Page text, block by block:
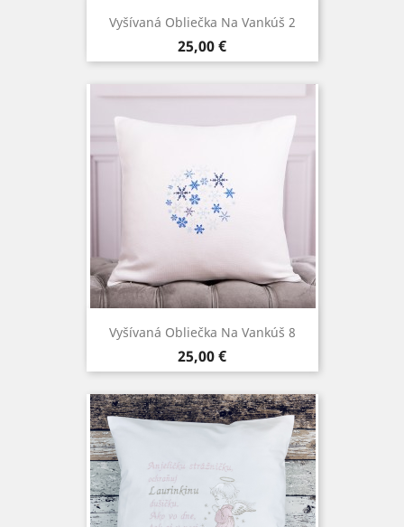
Vyšívaná Obliečka Na Vankúš 2
Cena
25,00 €
Vyšívaná Obliečka Na Vankúš 8
Cena
25,00 €